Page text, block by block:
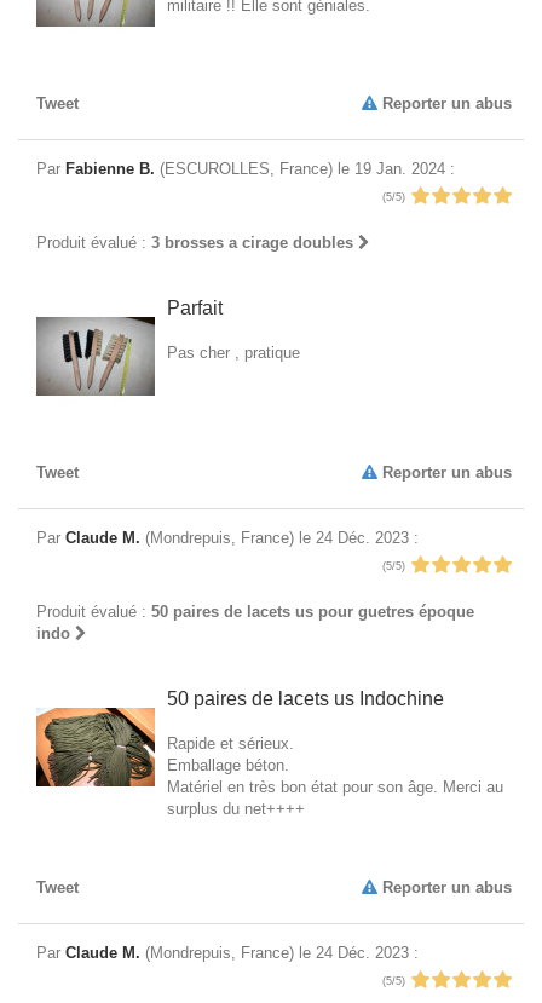
militaire !! Elle sont géniales.
Tweet Reporter un abus
Par Fabienne B. (ESCUROLLES, France) le 19 Jan. 2024 :
(5/5)
Produit évalué : 3 brosses a cirage doubles
Parfait
Pas cher , pratique
Tweet Reporter un abus
Par Claude M. (Mondrepuis, France) le 24 Déc. 2023 :
(5/5)
Produit évalué : 50 paires de lacets us pour guetres époque
indo
50 paires de lacets us Indochine
Rapide et sérieux.
Emballage béton.
Matériel en très bon état pour son âge. Merci au
surplus du net++++
Tweet Reporter un abus
Par Claude M. (Mondrepuis, France) le 24 Déc. 2023 :
(5/5)